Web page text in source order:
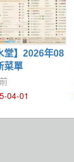
堂】2026年08
菜單
04-01